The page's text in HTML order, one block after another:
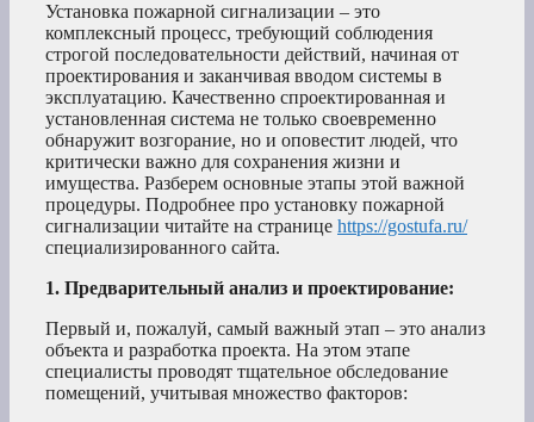
Установка пожарной сигнализации – это
комплексный процесс, требующий соблюдения
строгой последовательности действий, начиная от
проектирования и заканчивая вводом системы в
эксплуатацию. Качественно спроектированная и
установленная система не только своевременно
обнаружит возгорание, но и оповестит людей, что
критически важно для сохранения жизни и
имущества. Разберем основные этапы этой важной
процедуры. Подробнее про установку пожарной
сигнализации читайте на странице https://gostufa.ru/
специализированного сайта.
1. Предварительный анализ и проектирование:
Первый и, пожалуй, самый важный этап – это анализ
объекта и разработка проекта. На этом этапе
специалисты проводят тщательное обследование
помещений, учитывая множество факторов: